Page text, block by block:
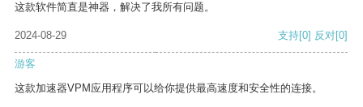
这款软件简直是神器，解决了我所有问题。
2024-08-29 支持[0] 反对[0]
游客
这款加速器VPM应用程序可以给你提供最高速度和安全性的连接。